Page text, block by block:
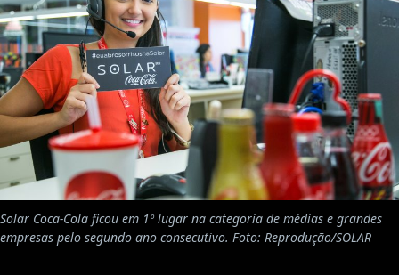
Solar Coca-Cola ficou em 1º lugar na categoria de médias e grandes
empresas pelo segundo ano consecutivo. Foto: Reprodução/SOLAR